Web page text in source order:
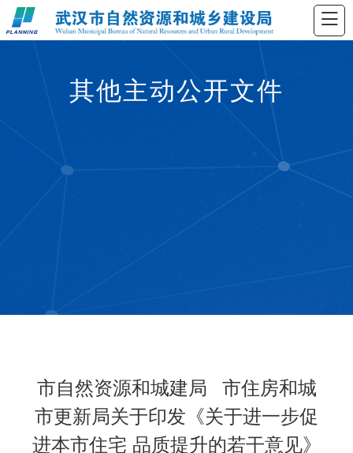
其他主动公开文件
市自然资源和城建局 市住房和城
市更新局关于印发《关于进一步促
进本市住宅 品质提升的若干意见》